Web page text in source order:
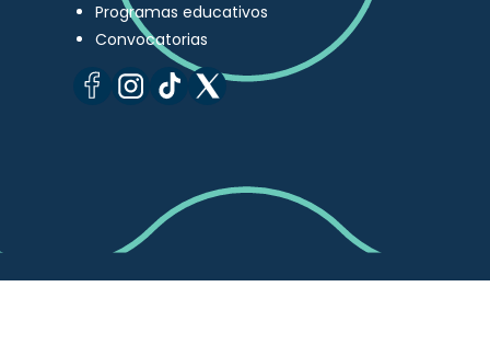
Programas educativos
Convocatorias